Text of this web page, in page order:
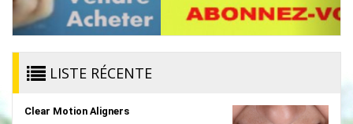
LISTE RÉCENTE
Clear Motion Aligners